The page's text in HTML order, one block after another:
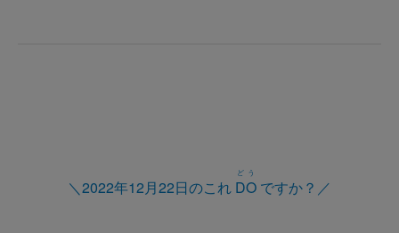
＼2022年12月22日のこれ DO
どう
ですか？／